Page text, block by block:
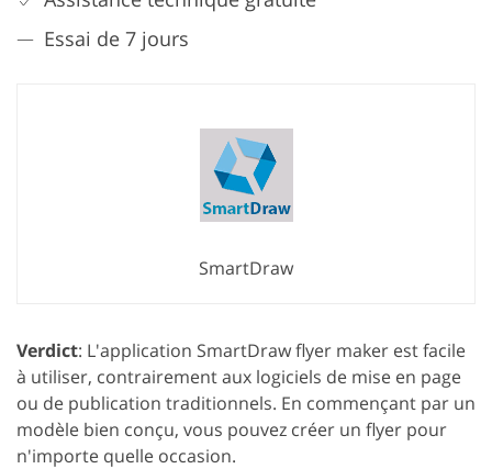
Essai de 7 jours
SmartDraw
Verdict: L'application SmartDraw flyer maker est facile
à utiliser, contrairement aux logiciels de mise en page
ou de publication traditionnels. En commençant par un
modèle bien conçu, vous pouvez créer un flyer pour
n'importe quelle occasion.